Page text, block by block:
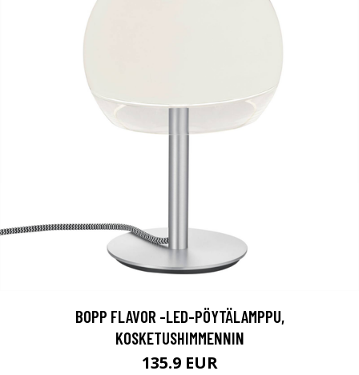
BOPP FLAVOR -LED-PÖYTÄLAMPPU,
KOSKETUSHIMMENNIN
135.9 EUR